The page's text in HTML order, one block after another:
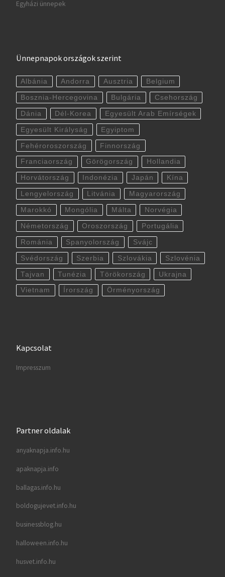
Egyházi ünnepek
Ünnepnapok országok szerint
Albánia Andorra Ausztria Belgium
Bosznia-Hercegovina Bulgária Csehország
Dánia Dél-Korea Egyesült Arab Emírségek
Egyesült Királyság Egyiptom
Fehéroroszország Finnország
Franciaország Görögország Hollandia
Horvátország Indonézia Japán Kína
Lengyelország Litvánia Magyarország
Marokkó Mongólia Málta Norvégia
Németország Oroszország Portugália
Románia Spanyolország Svájc
Svédország Szerbia Szlovákia Szlovénia
Tajvan Tunézia Törökország Ukrajna
Vietnam Írország Örményország
Kapcsolat
Impresszum
Partner oldalak
anyaknapja.info.hu
apaknapja.info
ballagas.info.hu
boldogujevet.info.hu
businessblog.hu
halloween.info.hu
husvet.info.hu